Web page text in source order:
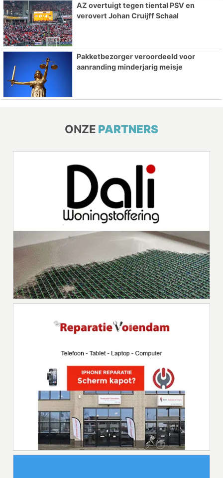
AZ overtuigt tegen tiental PSV en
verovert Johan Cruijff Schaal
Pakketbezorger veroordeeld voor
aanranding minderjarig meisje
ONZE PARTNERS